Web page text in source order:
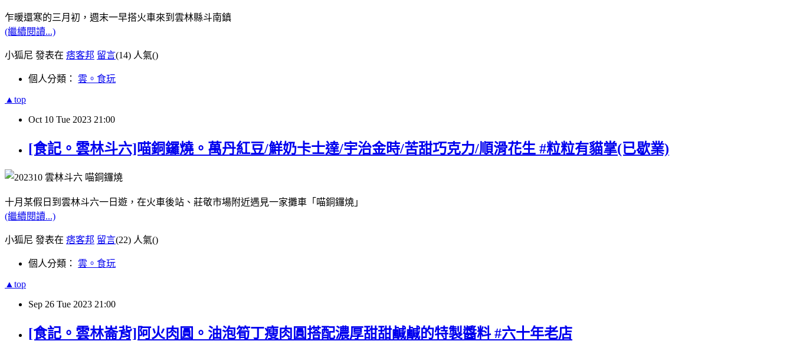
乍暖還寒的三月初，週末一早搭火車來到雲林縣斗南鎮
(繼續閱讀...)
小狐尼 發表在 痞客邦 留言(14) 人氣()
個人分類： 雲。食玩
▲top
Oct 10 Tue 2023 21:00
[食記。雲林斗六]喵銅鑼燒。萬丹紅豆/鮮奶卡士達/宇治金時/苦甜巧克力/順滑花生 #粒粒有貓掌(已歇業)
十月某假日到雲林斗六一日遊，在火車後站、莊敬市場附近遇見一家攤車「喵銅鑼燒」
(繼續閱讀...)
小狐尼 發表在 痞客邦 留言(22) 人氣()
個人分類： 雲。食玩
▲top
Sep 26 Tue 2023 21:00
[食記。雲林崙背]阿火肉圓。油泡筍丁瘦肉圓搭配濃厚甜甜鹹鹹的特製醬料 #六十年老店